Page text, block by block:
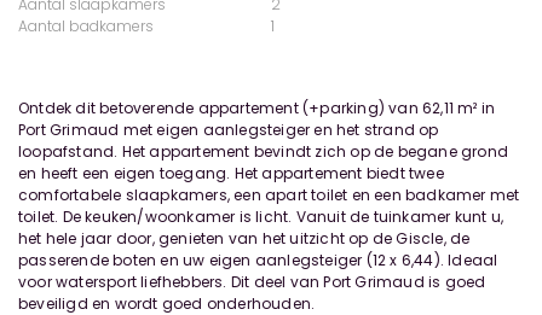
Ontdek dit betoverende appartement (+parking) van 62,11 m² in
Port Grimaud met eigen aanlegsteiger en het strand op
loopafstand. Het appartement bevindt zich op de begane grond
en heeft een eigen toegang. Het appartement biedt twee
comfortabele slaapkamers, een apart toilet en een badkamer met
toilet. De keuken/woonkamer is licht. Vanuit de tuinkamer kunt u,
het hele jaar door, genieten van het uitzicht op de Giscle, de
passerende boten en uw eigen aanlegsteiger (12 x 6,44). Ideaal
voor watersport liefhebbers. Dit deel van Port Grimaud is goed
beveiligd en wordt goed onderhouden.
Aantal slaapkamers
2
Aantal badkamers
1